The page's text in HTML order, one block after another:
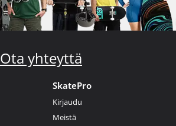
Ota yhteyttä
SkatePro
Kirjaudu
Meistä